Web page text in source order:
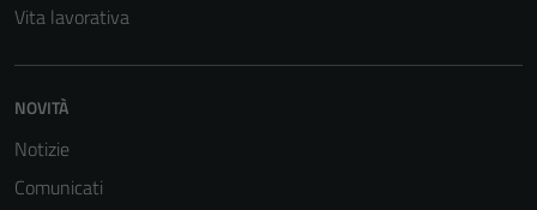
Vita lavorativa
NOVITÀ
Notizie
Comunicati
Tecnici